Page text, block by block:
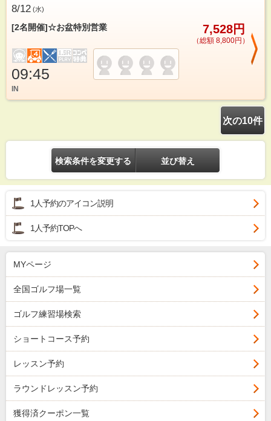
8/12 (水)
[2名開催]☆お盆特別営業 7,528円
（総額 8,800円）
09:45
IN
次の10件
検索条件を変更する 並び替え
1人予約のアイコン説明
1人予約TOPへ
MYページ
全国ゴルフ場一覧
ゴルフ練習場検索
ショートコース予約
レッスン予約
ラウンドレッスン予約
獲得済クーポン一覧